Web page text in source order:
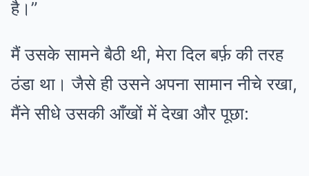
है।”
मैं उसके सामने बैठी थी, मेरा दिल बर्फ़ की तरह
ठंडा था। जैसे ही उसने अपना सामान नीचे रखा,
मैंने सीधे उसकी आँखों में देखा और पूछा: